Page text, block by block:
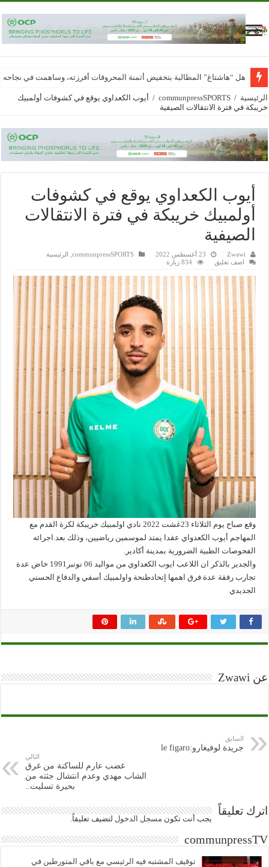
هل “هاشتاغ” المطالبة بتخفيض أثمنة المحروقات أفرزته، وساهمت في
الرئيسية /
communpressSPORTS
/ أيوب الكعداوي يوقع في كشوفات أولمبيك
خريبكة في فترة الانتقالات الصيفية
أيوب الكعداوي يوقع في كشوفات
أولمبيك خريبكة في فترة الانتقالات
الصيفية
Zwawi 23 أغسطس 2022 communpressSPORTS الرئيسية
اضف تعليق
834 زيارة
وقع صباح يوم الثلاثاء 23غشت 2022 نادي اولمبيك خريبكة لكرة القدم مع
المهاجم أيوب الكعدواي عقدا يمتد لموسمين رياضيين، وذلك بعد.اجرائه
الفحوصات الطبية الضرورية بمدينة أكادير.
والجدير بالذكر ان اللاعب ايوب الكعداوي من مواليد 06 نونبر1991 خاض عدة
تجارب رفقة عدة فرق اهمها إتحادطنحة واولمبيك أسفي والدفاع الحسني
الجديدي
عن Zwawi
السابق
جريدة لوفيغارو:le figaro
التالي
غضب عارم للساكنة من غرق
الشاب مهدي وعدم انتشال جثته من
بحيرة تسليت..
اترك تعليقاً
يجب أنت تكون مسجل الدخول لتضيف تعليقاً.
communpressTV
توقيف المشتبه فيه الرئيسي مع باقي المتورطين في